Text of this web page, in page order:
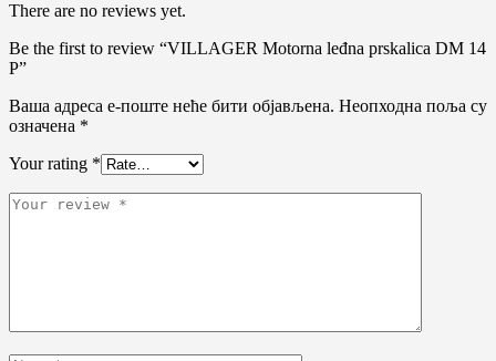
There are no reviews yet.
Be the first to review “VILLAGER Motorna leđna prskalica DM 14
P”
Ваша адреса е-поште неће бити објављена. Неопходна поља су
означена *
Your rating *